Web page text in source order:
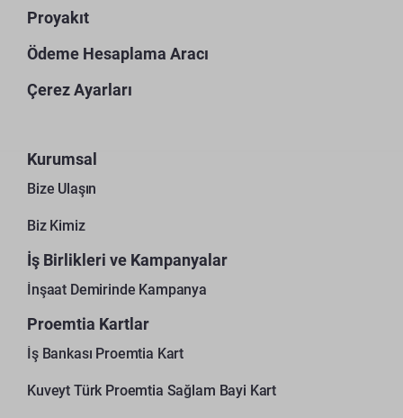
Proyakıt
Ödeme Hesaplama Aracı
Çerez Ayarları
Kurumsal
Bize Ulaşın
Biz Kimiz
İş Birlikleri ve Kampanyalar
İnşaat Demirinde Kampanya
Proemtia Kartlar
İş Bankası Proemtia Kart
Kuveyt Türk Proemtia Sağlam Bayi Kart